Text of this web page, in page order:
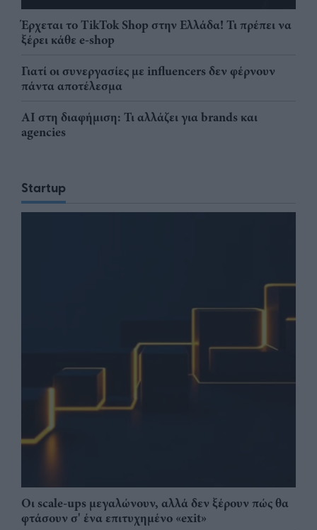
Έρχεται το TikTok Shop στην Ελλάδα! Τι πρέπει να
ξέρει κάθε e-shop
Γιατί οι συνεργασίες με influencers δεν φέρνουν
πάντα αποτέλεσμα
AI στη διαφήμιση: Τι αλλάζει για brands και
agencies
Startup
Οι scale-ups μεγαλώνουν, αλλά δεν ξέρουν πώς θα
φτάσουν σ' ένα επιτυχημένο «exit»